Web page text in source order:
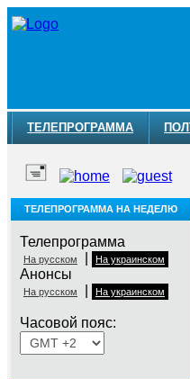
ТЕЛЕПРОГРАММА
ТЕЛЕПРОГРАММА НА НЕДЕЛЮ
Телепрограмма
На русском На украинском
Анонсы
На русском На украинском
Часовой пояс: